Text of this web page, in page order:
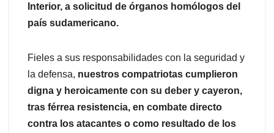
Interior, a solicitud de órganos homólogos del
país sudamericano.
Fieles a sus responsabilidades con la seguridad y
la defensa, nuestros compatriotas cumplieron
digna y heroicamente con su deber y cayeron,
tras férrea resistencia, en combate directo
contra los atacantes o como resultado de los